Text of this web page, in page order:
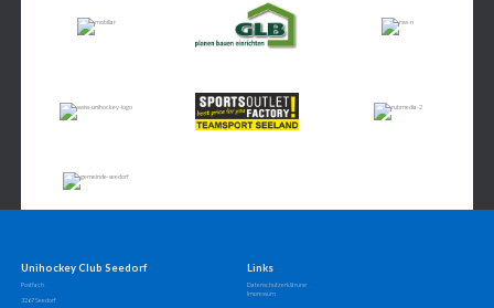
Unihockey Club Seedorf
Postfach
3267 Seedorf
Links
Datenschutzerklärung
Impressum